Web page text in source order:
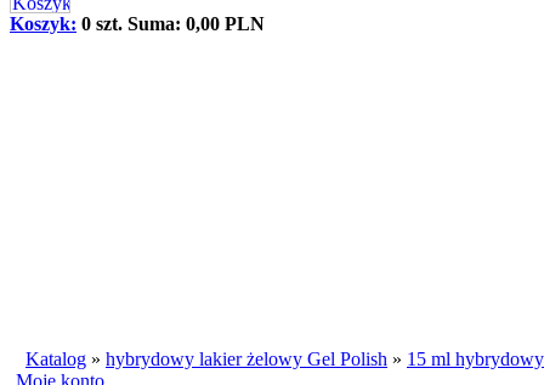
Koszyk: 0 szt. Suma: 0,00 PLN
Katalog » hybrydowy lakier żelowy Gel Polish » 15 ml
Moje konto